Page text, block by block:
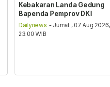
Kebakaran Landa Gedung
Bapenda Pemprov DKI
Dailynews - Jumat , 07 Aug 2026,
23:00 WIB